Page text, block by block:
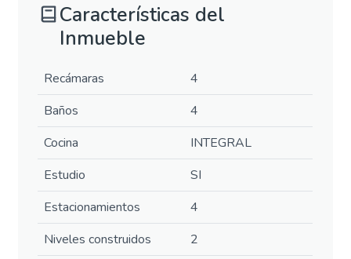
Características del
Inmueble
Recámaras
4
Baños
4
Cocina
INTEGRAL
Estudio
SI
Estacionamientos
4
Niveles construidos
2